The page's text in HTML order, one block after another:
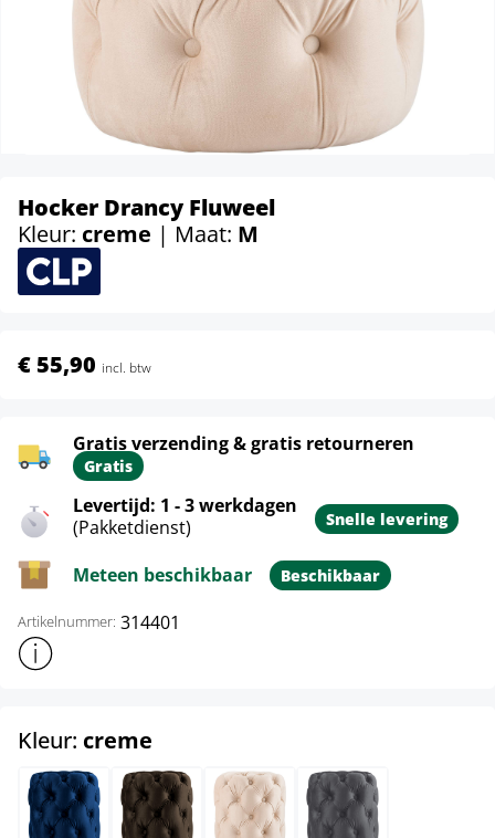
Hocker Drancy Fluweel
Kleur: creme | Maat: M
€ 55,90 incl. btw
Gratis verzending & gratis retourneren
Gratis
Levertijd: 1 - 3 werkdagen
(Pakketdienst)
Snelle levering
Meteen beschikbaar Beschikbaar
Artikelnummer: 314401
Toon meer productinformatie
Kleur: creme
blauw bruin creme donkergrijs